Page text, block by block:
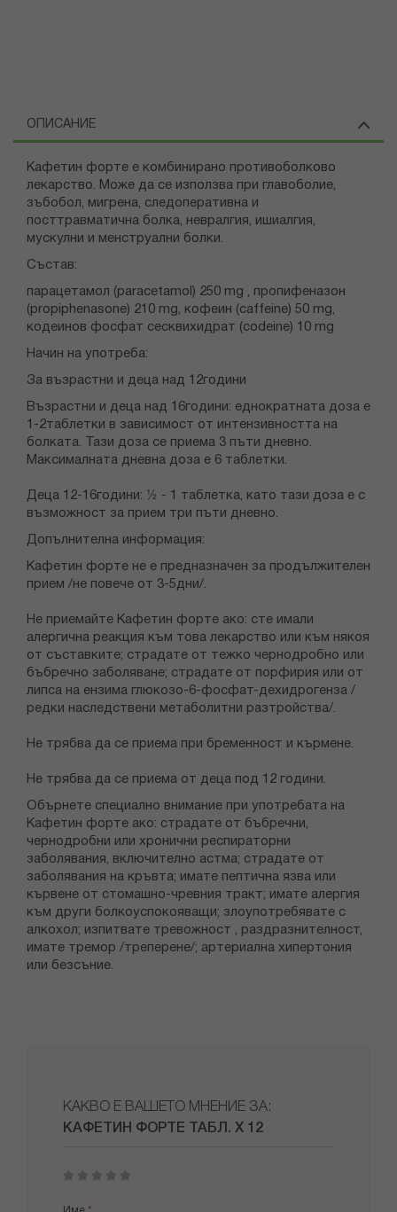
ОПИСАНИЕ
Кафетин форте е комбинирано противоболково
лекарство. Може да се използва при главоболие,
зъбобол, мигрена, следоперативна и
посттравматична болка, невралгия, ишиалгия,
мускулни и менструални болки.
Състав:
парацетамол (paracetamol) 250 mg , пропифеназон
(propiphenasone) 210 mg, кофеин (caffeine) 50 mg,
кодеинов фосфат сесквихидрат (codeine) 10 mg
Начин на употреба:
За възрастни и деца над 12години
Възрастни и деца над 16години: еднократната доза е
1-2таблетки в зависимост от интензивността на
болката. Тази доза се приема 3 пъти дневно.
Максималната дневна доза е 6 таблетки.
Деца 12-16години: ½ - 1 таблетка, като тази доза е с
възможност за прием три пъти дневно.
Допълнителна информация:
Кафетин форте не е предназначен за продължителен
прием /не повече от 3-5дни/.
Не приемайте Кафетин форте ако: сте имали
алергична реакция към това лекарство или към някоя
от съставките; страдате от тежко чернодробно или
бъбречно заболяване; страдате от порфирия или от
липса на ензима глюкозо-6-фосфат-дехидрогенза /
редки наследствени метаболитни разтройства/.
Не трябва да се приема при бременност и кърмене.
Не трябва да се приема от деца под 12 години.
Обърнете специално внимание при употребата на
Кафетин форте ако: страдате от бъбречни,
чернодробни или хронични респираторни
заболявания, включително астма; страдате от
заболявания на кръвта; имате пептична язва или
кървене от стомашно-чревния тракт; имате алергия
към други болкоуспокояващи; злоупотребявате с
алкохол; изпитвате тревожност , раздразнителност,
имате тремор /треперене/; артериална хипертония
или безсъние.
КАКВО Е ВАШЕТО МНЕНИЕ ЗА:
КАФЕТИН ФОРТЕ ТАБЛ. Х 12
star
stars
stars
stars
stars